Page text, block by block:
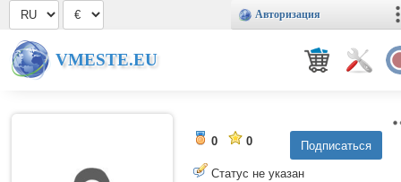
Авторизация
VMESTE.EU
0 0
Статус не указан